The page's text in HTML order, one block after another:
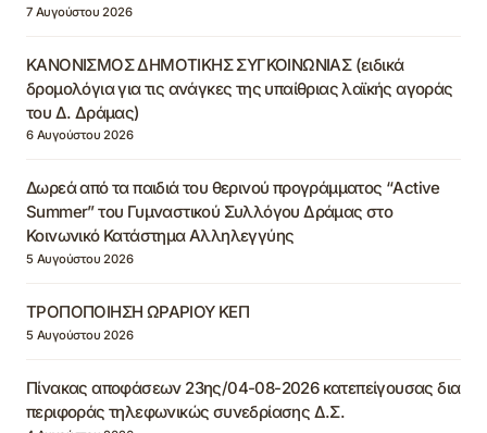
7 Αυγούστου 2026
ΚΑΝΟΝΙΣΜΟΣ ΔΗΜΟΤΙΚΗΣ ΣΥΓΚΟΙΝΩΝΙΑΣ (ειδικά
δρομολόγια για τις ανάγκες της υπαίθριας λαϊκής αγοράς
του Δ. Δράμας)
6 Αυγούστου 2026
Δωρεά από τα παιδιά του θερινού προγράμματος “Active
Summer” του Γυμναστικού Συλλόγου Δράμας στο
Κοινωνικό Κατάστημα Αλληλεγγύης
5 Αυγούστου 2026
ΤΡΟΠΟΠΟΙΗΣΗ ΩΡΑΡΙΟΥ ΚΕΠ
5 Αυγούστου 2026
Πίνακας αποφάσεων 23ης/04-08-2026 κατεπείγουσας δια
περιφοράς τηλεφωνικώς συνεδρίασης Δ.Σ.